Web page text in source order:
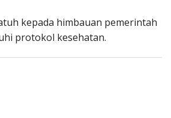
kepada himbauan pemerintah
protokol kesehatan.